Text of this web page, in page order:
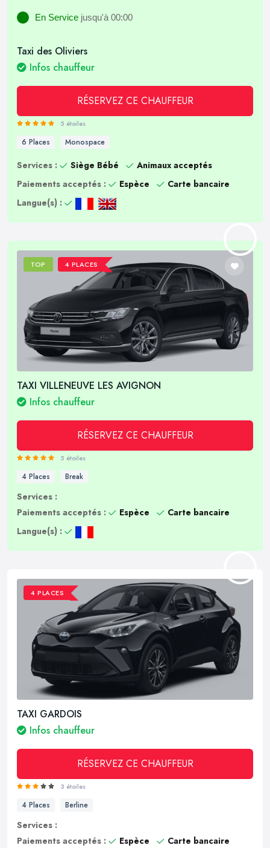
En Service jusqu'à 00:00
Taxi des Oliviers
Infos chauffeur
RÉSERVEZ CE CHAUFFEUR
5 étoiles
6 Places Monospace
Services : Siège Bébé
Animaux acceptés
Paiements acceptés :
Espèce
Carte bancaire
Langue(s) :
TOP 4 PLACES
TAXI VILLENEUVE LES AVIGNON
Infos chauffeur
RÉSERVEZ CE CHAUFFEUR
5 étoiles
4 Places Break
Services :
Paiements acceptés :
Espèce
Carte bancaire
Langue(s) :
4 PLACES
TAXI GARDOIS
Infos chauffeur
RÉSERVEZ CE CHAUFFEUR
3 étoiles
4 Places Berline
Services :
Paiements acceptés :
Espèce
Carte bancaire